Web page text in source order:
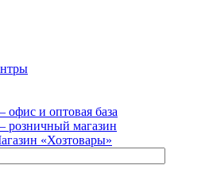
офис и оптовая база
розничный магазин
«Хозтовары»